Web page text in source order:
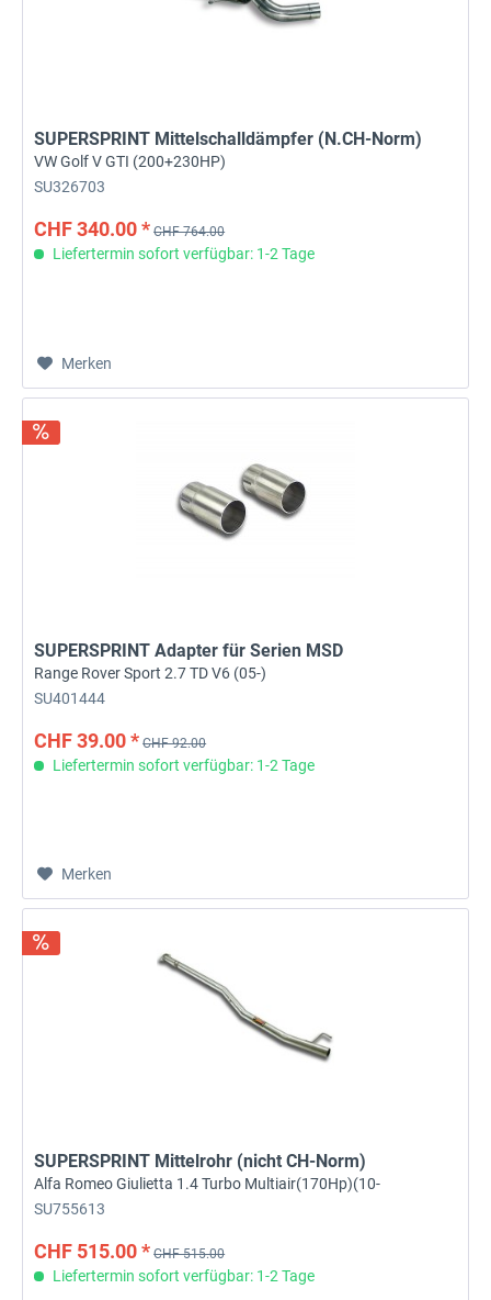
SUPERSPRINT Mittelschalldämpfer (N.CH-Norm)
VW Golf V GTI (200+230HP)
SU326703
CHF 340.00 * CHF 764.00
Liefertermin sofort verfügbar: 1-2 Tage
Merken
SUPERSPRINT Adapter für Serien MSD
Range Rover Sport 2.7 TD V6 (05-)
SU401444
CHF 39.00 * CHF 92.00
Liefertermin sofort verfügbar: 1-2 Tage
Merken
SUPERSPRINT Mittelrohr (nicht CH-Norm)
Alfa Romeo Giulietta 1.4 Turbo Multiair(170Hp)(10-
SU755613
CHF 515.00 * CHF 515.00
Liefertermin sofort verfügbar: 1-2 Tage